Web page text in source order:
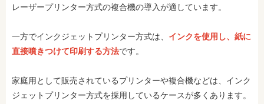
レーザープリンター方式の複合機の導入が適しています。
一方でインクジェットプリンター方式は、 インクを使用し、紙に
直接噴きつけて印刷する方法です。
家庭用として販売されているプリンターや複合機などは、インク
ジェットプリンター方式を採用しているケースが多くあります。